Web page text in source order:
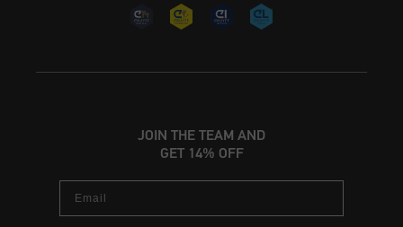
JOIN THE TEAM AND
GET 14% OFF